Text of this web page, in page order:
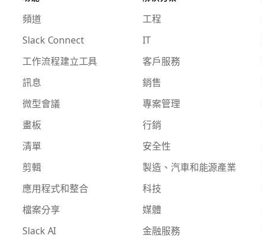
頻道
Slack Connect
工作流程建立工具
訊息
微型會議
畫板
清單
剪輯
應用程式和整合
檔案分享
Slack AI
工程
IT
客戶服務
銷售
專案管理
行銷
安全性
製造、汽車和能源產業
科技
媒體
金融服務